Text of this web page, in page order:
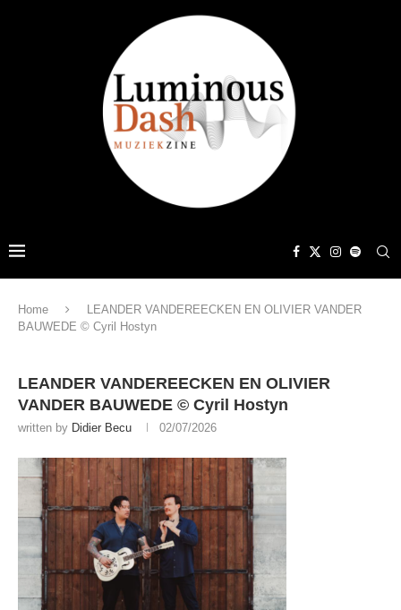
Home
LEANDER VANDEREECKEN EN OLIVIER VANDER
BAUWEDE © Cyril Hostyn
LEANDER VANDEREECKEN EN OLIVIER
VANDER BAUWEDE © Cyril Hostyn
written by Didier Becu 02/07/2026